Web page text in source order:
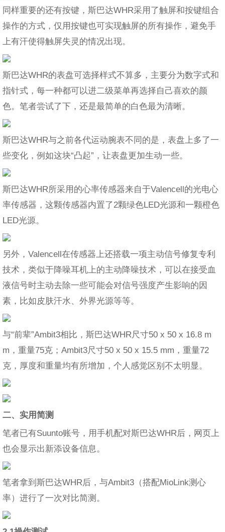
同样重要的还有按键，斯巴达WHR采用了触屏和按键组合
操作的方式，仅用按键也可实现触屏的所有操作，避免手
上有汗使得触屏失灵的情况出现。
斯巴达WHR的表盘可选择样式不算多，主要分为数字式和
指针式，每一种都可以进二级菜单再选择自己喜欢的颜
色。笔者尝试了下，还是最简单的白色最为清晰。
斯巴达WHR与之前各代运动腕表不同的是，表盘上多了一
些变化，例如这块“凸起”，让表盘更加生动一些。
斯巴达WHR所采用的心率传感器来自于Valencell的光电心
率传感器，这颗传感器内置了2颗绿色LED光源和一颗橙色
LED光源。
另外，Valencell在传感器上还搭载一项主动信号修复专利
技术，类似于降噪耳机上的主动降噪技术，可以在接受血
液信号时主动去除一些可能会对信号强度产生影响的因
素，比如皮肤汗水、外界光源等等。
与“前辈”Ambit3相比，斯巴达WHR尺寸50 x 50 x 16.8 m
m，重量75克；Ambit3尺寸50 x 50 x 15.5 mm，重量72
克，厚度和重量均有所增加，个人感觉区别不太明显。
二、实用简测
笔者已有Suunto账号，用手机配对斯巴达WHR后，网页上
也会显示出新添设备信息。
笔者拿到斯巴达WHR后，与Ambit3（搭配MioLink测心
率）进行了一次对比简测。